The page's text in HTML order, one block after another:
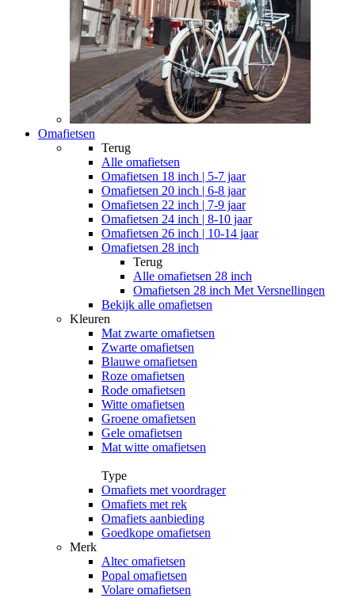
Omafietsen
Terug
Alle omafietsen
Omafietsen 18 inch | 5-7 jaar
Omafietsen 20 inch | 6-8 jaar
Omafietsen 22 inch | 7-9 jaar
Omafietsen 24 inch | 8-10 jaar
Omafietsen 26 inch | 10-14 jaar
Omafietsen 28 inch
Terug
Alle omafietsen 28 inch
Omafietsen 28 inch Met Versnellingen
Bekijk alle omafietsen
Kleuren
Mat zwarte omafietsen
Zwarte omafietsen
Blauwe omafietsen
Roze omafietsen
Rode omafietsen
Witte omafietsen
Groene omafietsen
Gele omafietsen
Mat witte omafietsen
Type
Omafiets met voordrager
Omafiets met rek
Omafiets aanbieding
Goedkope omafietsen
Merk
Altec omafietsen
Popal omafietsen
Volare omafietsen